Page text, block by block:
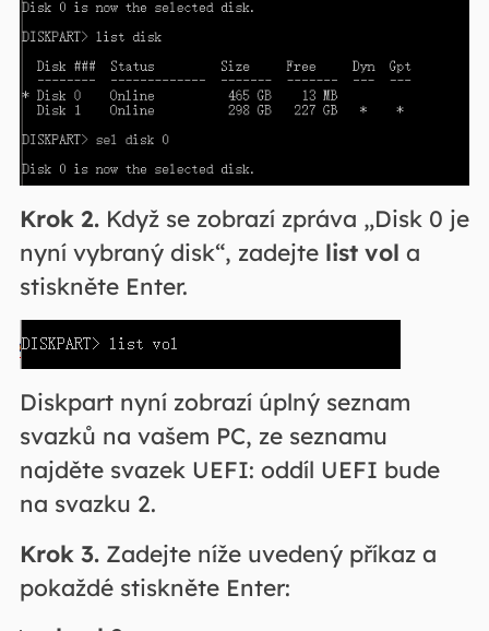
Krok 2.Když se zobrazí zpráva „Disk 0 je
nyní vybraný disk“, zadejte list vol a
stiskněte Enter.
Diskpart nyní zobrazí úplný seznam
svazků na vašem PC, ze seznamu
najděte svazek UEFI: oddíl UEFI bude
na svazku 2.
Krok 3.Zadejte níže uvedený příkaz a
pokaždé stiskněte Enter: